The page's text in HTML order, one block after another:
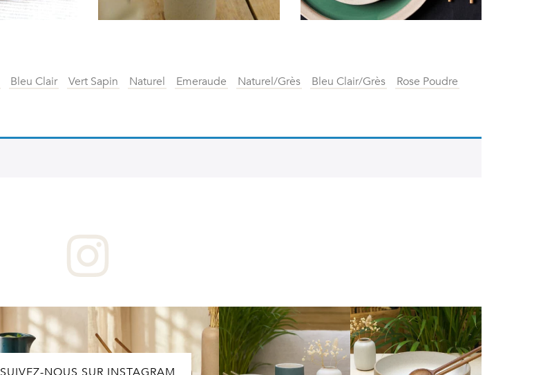
Bleu Clair Vert Sapin Naturel Emeraude Naturel/Grès Bleu Clair/Grès Rose Poudre